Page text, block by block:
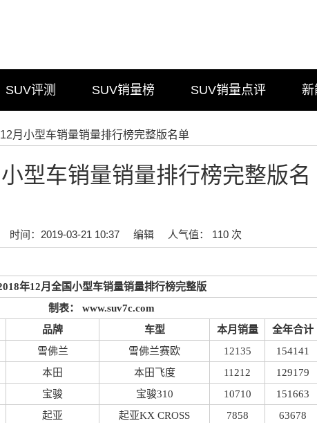
SUV评测 SUV销量榜 SUV销量点评 新
月小型车销量销量排行榜完整版名单
型车销量销量排行榜完整版名
时间：2019-03-21 10:37 编辑 人气值： 110 次
年12月全国小型车销量销量排行榜完整版
制表： www.suv7c.com
品牌 车型 本月销量
全年合计
雪佛兰 雪佛兰赛欧 12135
154141
本田 本田飞度 11212
129179
宝骏 宝骏310 10710
151663
起亚 起亚KX CROSS 7858
63678